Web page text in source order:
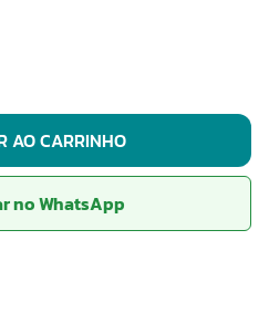
AO CARRINHO
no WhatsApp